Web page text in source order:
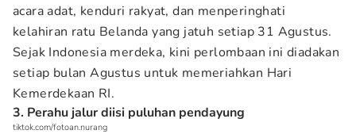
acara adat, kenduri rakyat, dan menperinghati
kelahiran ratu Belanda yang jatuh setiap 31 Agustus.
Sejak Indonesia merdeka, kini perlombaan ini diadakan
setiap bulan Agustus untuk memeriahkan Hari
Kemerdekaan RI.
3. Perahu jalur diisi puluhan pendayung
tiktok.com/fotoan.nurang